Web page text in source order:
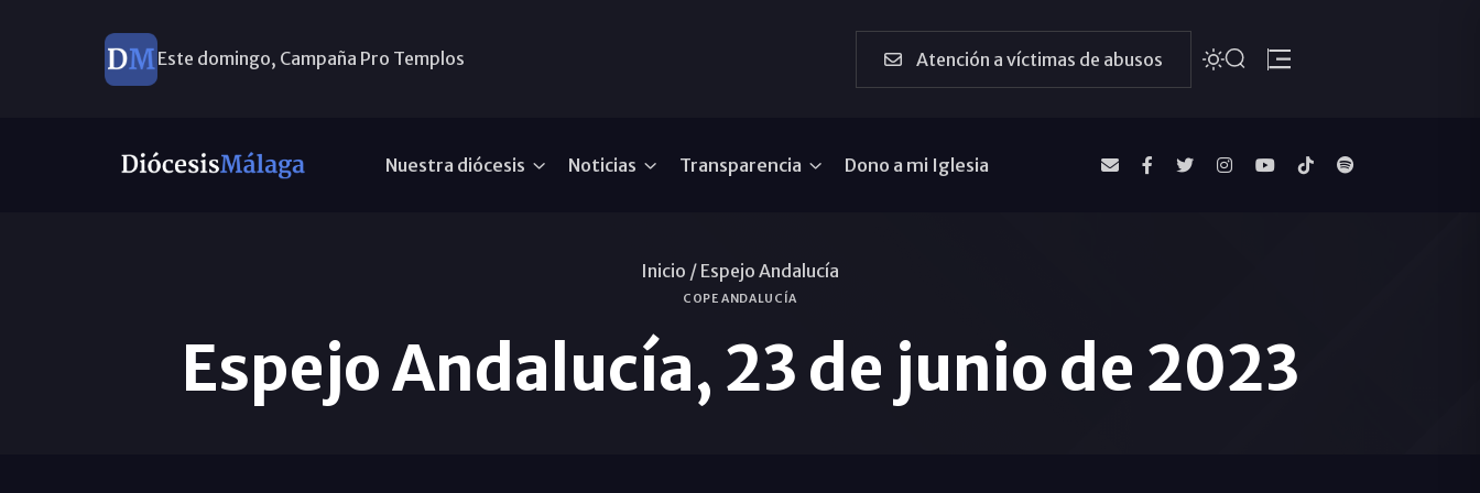
Este domingo, Campaña Pro Templos Atención a víctimas de abusos
Nuestra diócesis Noticias Transparencia Dono a mi Iglesia
Inicio / Espejo Andalucía
COPE ANDALUCÍA
Espejo Andalucía, 23 de junio de 2023